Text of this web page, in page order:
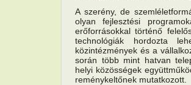
A szerény, de
olyan fejlesztési
erőforrásokkal történő
technológiák hordozta
közintézmények és a
során több mint hatvan
helyi közösségek
reménykeltőnek mutatkozott.